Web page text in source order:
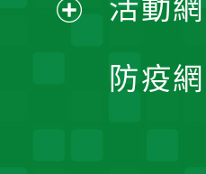
選
開
活動
防疫